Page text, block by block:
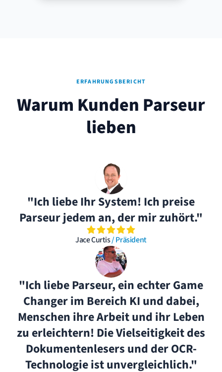
ERFAHRUNGSBERICHT
Warum Kunden Parseur
lieben
"Ich liebe Ihr System! Ich preise
Parseur jedem an, der mir zuhört."
Jace Curtis/ Präsident
"Ich liebe Parseur, ein echter Game
Changer im Bereich KI und dabei,
Menschen ihre Arbeit und ihr Leben
zu erleichtern! Die Vielseitigkeit des
Dokumentenlesers und der OCR-
Technologie ist unvergleichlich."